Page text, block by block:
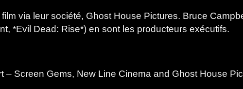
via leur société, Ghost House Pictures. Bruce
*Evil Dead: Rise*) en sont les producteurs exécutifs.
– Screen Gems, New Line Cinema and Ghost House